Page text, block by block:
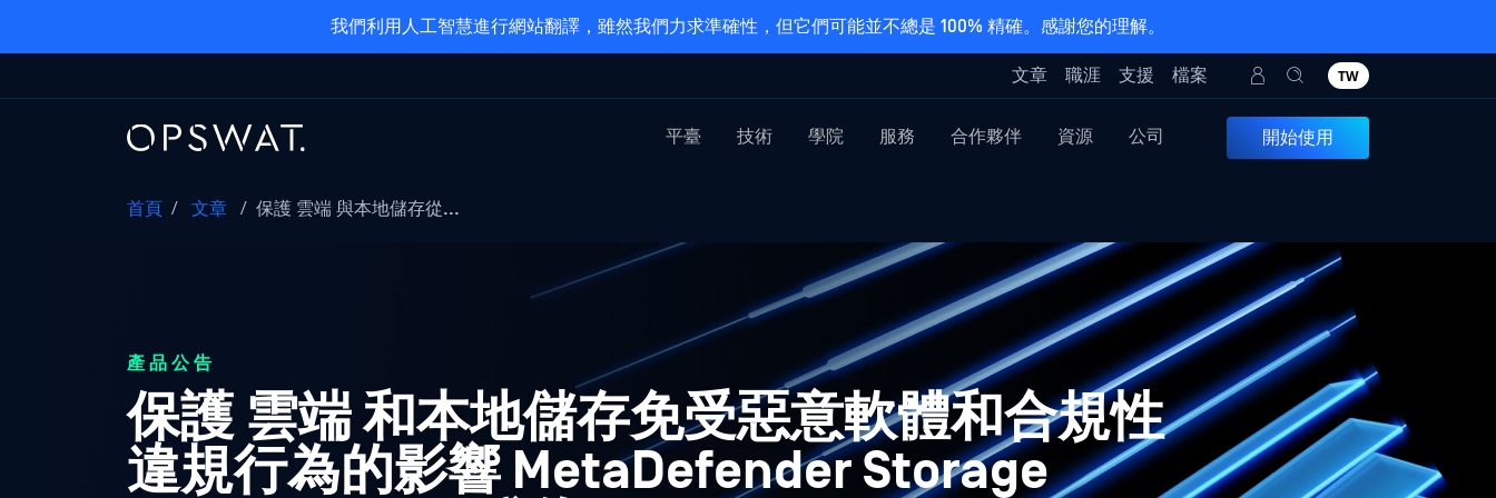
我們利用人工智慧進行網站翻譯，雖然我們力求準確性，但它們可能並不總是 100% 精確。感謝您的理解。
文章 職涯 支援 檔案 TW
平臺 技術 學院 服務 合作夥伴 資源 公司 開始使用
首頁 / 文章 / 保護 雲端 與本地儲存從...
產品公告
保護 雲端 和本地儲存免受惡意軟體和合規性
違規行為的影響 MetaDefender Storage